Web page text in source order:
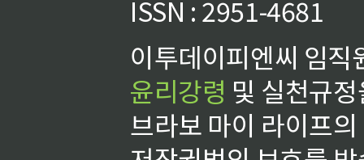
ISSN : 2951-4681
이투데이피엔씨 임
윤리강령 및 실천규
브라보 마이 라이프